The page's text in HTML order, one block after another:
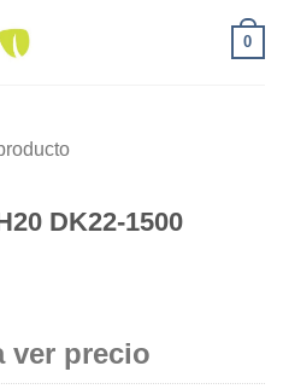
0
DK22-1500
ver precio